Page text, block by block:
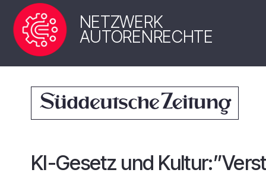
NETZWERK
AUTORENRECHTE
KI-Gesetz und